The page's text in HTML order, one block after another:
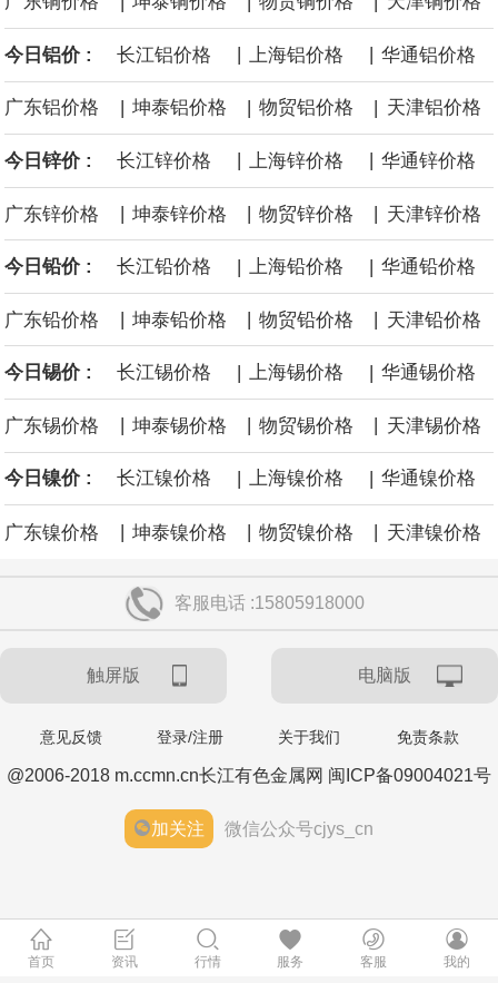
黄金价格有望录得自今年1月以来最大单周涨幅。油价走弱为金价提
供支撑，同时投资者正等待美国非农就业数据，以寻找美国利率前
景的线索。StoneX高级分析师马特·辛普森表示，中东和平前景改善
令市场通胀预期下降，推动黄金价格从此前持续数周、位于4000美
元上方的盘整区间中进一步上涨。
必和必拓港口联合工会：必和必拓西澳大利亚铁矿石业务的工人已
通知，将于8月9日实施24小时停工。
今日铝价 : 长江铝价格 上海铝价格 华通铝价格
广东铝价格 | 坤泰铝价格 | 物贸铝价格 | 天津铝价格
今日锌价 : 长江锌价格 上海锌价格 华通锌价格
广东锌价格 | 坤泰锌价格 | 物贸锌价格 | 天津锌价格
今日铅价 : 长江铅价格 | 上海铅价格 | 华通铅价格
广东铅价格 坤泰铅价格 物贸铅价格 天津铅价格
今日锡价 : 长江锡价格 | 上海锡价格 | 华通锡价格
广东锡价格 坤泰锡价格 物贸锡价格 天津锡价格
今日镍价 : 长江镍价格 | 上海镍价格 | 华通镍价格
广东镍价格 | 坤泰镍价格 | 物贸镍价格 | 天津镍价格
客服电话 :15805918000
触屏版 电脑版
意见反馈 登录/注册 关于我们 免责条款
@2006-2018 m.ccmn.cn长江有色金属网 闽ICP备09004021号
加关注 微信公众号cjys_cn
首页 资讯 行情 服务 客服 我的